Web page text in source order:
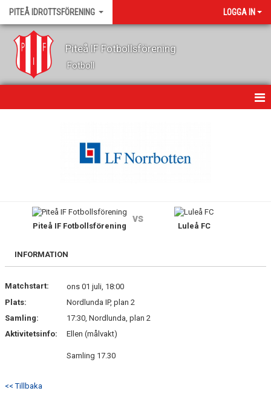
PITEÅ IDROTTSFÖRENING LOGGA IN
Piteå IF Fotbollsförening
Fotboll
KALENDER
GÄSTBOK
DOKUMENT
VÅRA LAG
MEDLEMSKAP
Piteå IF Fotbollsförening
vs
Luleå FC
INFORMATION
Matchstart:
ons 01 juli, 18:00
Plats:
Nordlunda IP, plan 2
Samling:
17:30, Nordlunda, plan 2
Aktivitetsinfo:
Ellen (målvakt)
Samling 17.30
<< Tillbaka